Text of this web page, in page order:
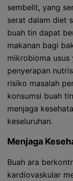
sembelit, yang
serat dalam diet
buah tin dapat
makanan bagi
mikrobioma
penyerapan
risiko masalah
konsumsi buah
menjaga
keseluruhan.
Menjaga
Buah ara
kardiovaskular